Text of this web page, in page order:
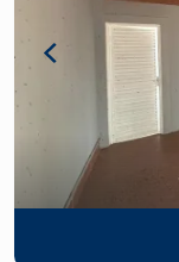
mercado
familiar, o
quem busca
comodidade
cidade. Não perca essa oportunidade! Agende
uma visita e
charmosa casa
em contato